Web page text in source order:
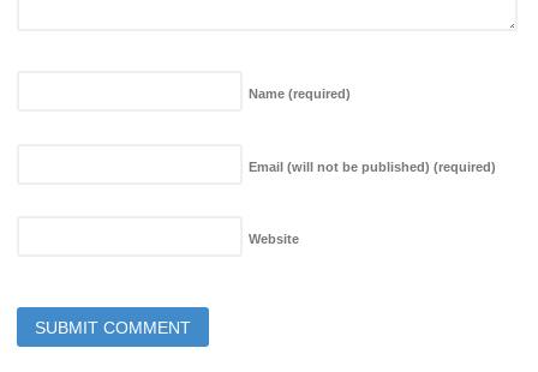
Name (required)
Email (will not be published) (required)
Website